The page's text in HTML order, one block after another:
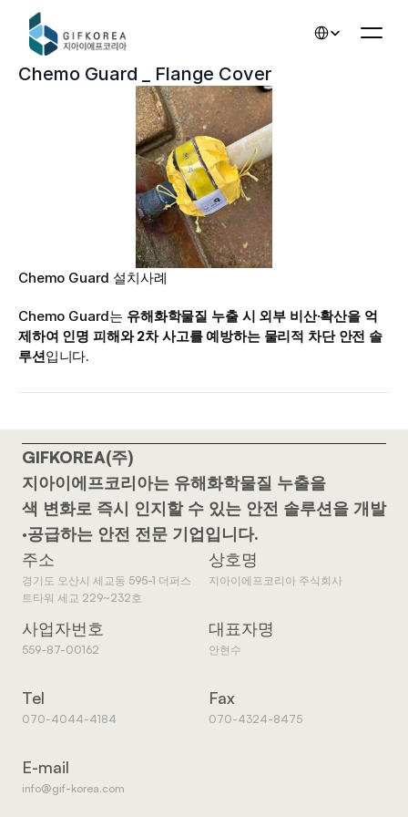
Chemo Guard _ Flange Cover
Chemo Guard 설치사례
Chemo Guard는 유해화학물질 누출 시 외부 비산·확산을 억
제하여 인명 피해와 2차 사고를 예방하는 물리적 차단 안전 솔
루션입니다.
GIFKOREA(주)
지아이에프코리아는 유해화학물질 누출을
색 변화로 즉시 인지할 수 있는 안전 솔루션을 개발
·공급하는 안전 전문 기업입니다.
주소
경기도 오산시 세교동 595-1 더퍼스
트타워 세교 229~232호
상호명
지아이에프코리아 주식회사
사업자번호
559-87-00162
대표자명
안현수
Tel
070-4044-4184
Fax
070-4324-8475
E-mail
info@gif-korea.com